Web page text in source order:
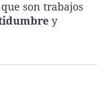
La rosa de los vientos
Gente viajera
Caso
Retornados
Extremadura
Virales
Televisión
son trabajos
y